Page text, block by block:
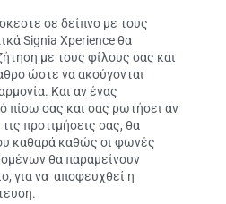
σε δείπνο με τους
Signia Xperience θα
με τους φίλους σας και
ώστε να ακούγονται
Και αν ένας
πίσω σας και σας ρωτήσει αν
προτιμήσεις σας, θα
καθαρά καθώς οι φωνές
θα παραμείνουν
για να αποφευχθεί η